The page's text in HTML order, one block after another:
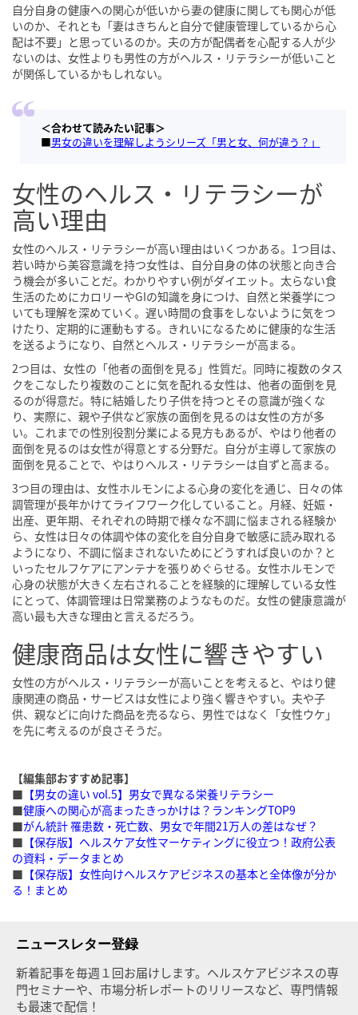
自分自身の健康への関心が低いから妻の健康に関しても関心が低
いのか、それとも「妻はきちんと自分で健康管理しているから心
配は不要」と思っているのか。夫の方が配偶者を心配する人が少
ないのは、女性よりも男性の方がヘルス・リテラシーが低いこと
が関係しているかもしれない。
＜合わせて読みたい記事＞
■男女の違いを理解しようシリーズ「男と女、何が違う？」
女性のヘルス・リテラシーが
高い理由
女性のヘルス・リテラシーが高い理由はいくつかある。1つ目は、
若い時から美容意識を持つ女性は、自分自身の体の状態と向き合
う機会が多いことだ。わかりやすい例がダイエット。太らない食
生活のためにカロリーやGIの知識を身につけ、自然と栄養学につ
いても理解を深めていく。遅い時間の食事をしないように気をつ
けたり、定期的に運動もする。きれいになるために健康的な生活
を送るようになり、自然とヘルス・リテラシーが高まる。
2つ目は、女性の「他者の面倒を見る」性質だ。同時に複数のタス
クをこなしたり複数のことに気を配れる女性は、他者の面倒を見
るのが得意だ。特に結婚したり子供を持つとその意識が強くな
り、実際に、親や子供など家族の面倒を見るのは女性の方が多
い。これまでの性別役割分業による見方もあるが、やはり他者の
面倒を見るのは女性が得意とする分野だ。自分が主導して家族の
面倒を見ることで、やはりヘルス・リテラシーは自ずと高まる。
3つ目の理由は、女性ホルモンによる心身の変化を通じ、日々の体
調管理が長年かけてライフワーク化していること。月経、妊娠・
出産、更年期、それぞれの時期で様々な不調に悩まされる経験か
ら、女性は日々の体調や体の変化を自分自身で敏感に読み取れる
ようになり、不調に悩まされないためにどうすれば良いのか？と
いったセルフケアにアンテナを張りめぐらせる。女性ホルモンで
心身の状態が大きく左右されることを経験的に理解している女性
にとって、体調管理は日常業務のようなものだ。女性の健康意識が
高い最も大きな理由と言えるだろう。
健康商品は女性に響きやすい
女性の方がヘルス・リテラシーが高いことを考えると、やはり健
康関連の商品・サービスは女性により強く響きやすい。夫や子
供、親などに向けた商品を売るなら、男性ではなく「女性ウケ」
を先に考えるのが良さそうだ。
【編集部おすすめ記事】
■ 【男女の違い vol.5】男女で異なる栄養リテラシー
■健康への関心が高まったきっかけは？ランキングTOP9
■がん統計 罹患数・死亡数、男女で年間21万人の差はなぜ？
■ 【保存版】ヘルスケア女性マーケティングに役立つ！政府公表
の資料・データまとめ
■ 【保存版】女性向けヘルスケアビジネスの基本と全体像が分か
る！まとめ
ニュースレター登録
新着記事を毎週１回お届けします。ヘルスケアビジネスの専
門セミナーや、市場分析レポートのリリースなど、専門情報
も最速で配信！